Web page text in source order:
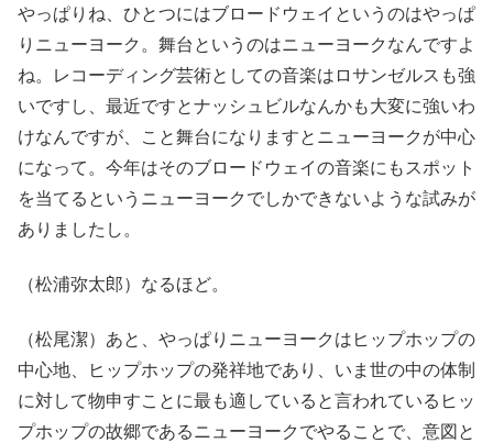
やっぱりね、ひとつにはブロードウェイというのはやっぱ
りニューヨーク。舞台というのはニューヨークなんですよ
ね。レコーディング芸術としての音楽はロサンゼルスも強
いですし、最近ですとナッシュビルなんかも大変に強いわ
けなんですが、こと舞台になりますとニューヨークが中心
になって。今年はそのブロードウェイの音楽にもスポット
を当てるというニューヨークでしかできないような試みが
ありましたし。
（松浦弥太郎）なるほど。
（松尾潔）あと、やっぱりニューヨークはヒップホップの
中心地、ヒップホップの発祥地であり、いま世の中の体制
に対して物申すことに最も適していると言われているヒッ
プホップの故郷であるニューヨークでやることで、意図と